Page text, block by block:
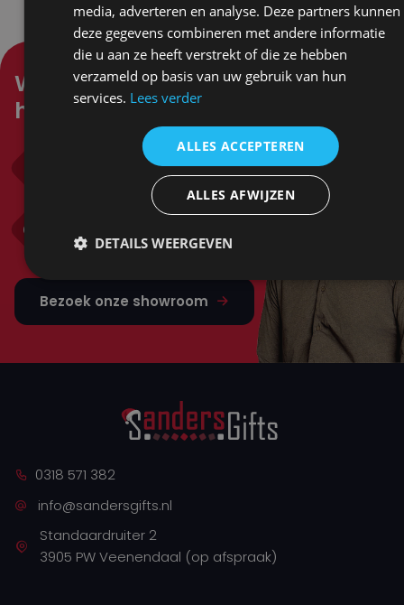
Waar kunnen wij je mee
helpen?
0318 571 382
info@sandersgifts.nl
Bezoek onze showroom
0318 571 382
info@sandersgifts.nl
Standaardruiter 2
3905 PW Veenendaal (op afspraak)
media, adverteren en analyse. Deze partners kunnen
deze gegevens combineren met andere informatie
die u aan ze heeft verstrekt of die ze hebben
verzameld op basis van uw gebruik van hun
services. Lees verder
ALLES ACCEPTEREN
ALLES AFWIJZEN
DETAILS WEERGEVEN